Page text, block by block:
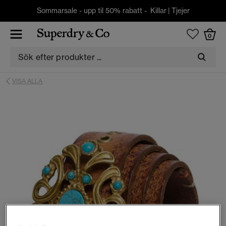
Sommarsale - upp til 50% rabatt - Killar| Tjejer
0
VISA ALLA